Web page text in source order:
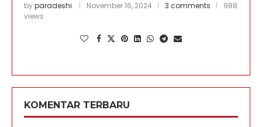
byparadeshi November 16, 2024 3 comments
988
views
KOMENTAR TERBARU